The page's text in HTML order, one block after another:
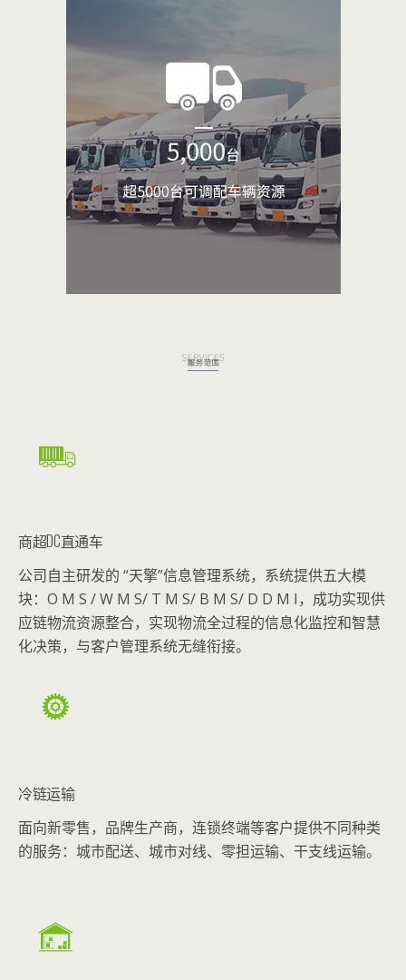
商超DC直通车
公司自主研发的 “天擎”信息管理系统，系统提供五大模
块：O M S / W M S/ T M S/ B M S/ D D M I，成功实现供
应链物流资源整合，实现物流全过程的信息化监控和智慧
化决策，与客户管理系统无缝衔接。
冷链运输
面向新零售，品牌生产商，连锁终端等客户提供不同种类
的服务：城市配送、城市对线、零担运输、干支线运输。